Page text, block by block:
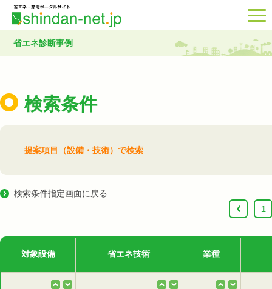
省エネ診断事例
検索条件
提案項目（設備・技術）で検索
検索条件指定画面に戻る
‹
1
対象設備 省エネ技術 業種